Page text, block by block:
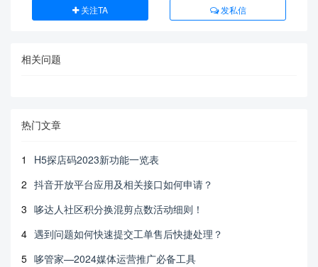
关注TA 发私信
相关问题
热门文章
1
H5探店码2023新功能一览表
2 抖音开放平台应用及相关接口如何申请？
3 哆达人社区积分换混剪点数活动细则！
4 遇到问题如何快速提交工单售后快捷处理？
5 哆管家—2024媒体运营推广必备工具